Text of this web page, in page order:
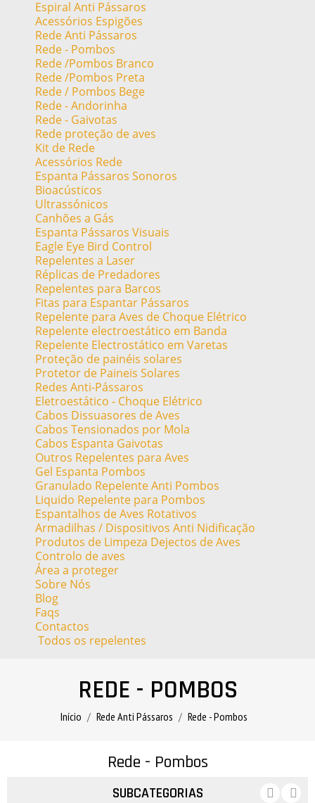
Espiral Anti Pássaros
Acessórios Espigões
Rede Anti Pássaros
Rede - Pombos
Rede /Pombos Branco
Rede /Pombos Preta
Rede / Pombos Bege
Rede - Andorinha
Rede - Gaivotas
Rede proteção de aves
Kit de Rede
Acessórios Rede
Espanta Pássaros Sonoros
Bioacústicos
Ultrassónicos
Canhões a Gás
Espanta Pássaros Visuais
Eagle Eye Bird Control
Repelentes a Laser
Réplicas de Predadores
Repelentes para Barcos
Fitas para Espantar Pássaros
Repelente para Aves de Choque Elétrico
Repelente electroestático em Banda
Repelente Electrostático em Varetas
Proteção de painéis solares
Protetor de Paineis Solares
Redes Anti-Pássaros
Eletroestático - Choque Elétrico
Cabos Dissuasores de Aves
Cabos Tensionados por Mola
Cabos Espanta Gaivotas
Outros Repelentes para Aves
Gel Espanta Pombos
Granulado Repelente Anti Pombos
Liquido Repelente para Pombos
Espantalhos de Aves Rotativos
Armadilhas / Dispositivos Anti Nidificação
Produtos de Limpeza Dejectos de Aves
Controlo de aves
Área a proteger
Sobre Nós
Blog
Faqs
Contactos
Todos os repelentes
REDE - POMBOS
Início Rede Anti Pássaros Rede - Pombos
Rede - Pombos
SUBCATEGORIAS